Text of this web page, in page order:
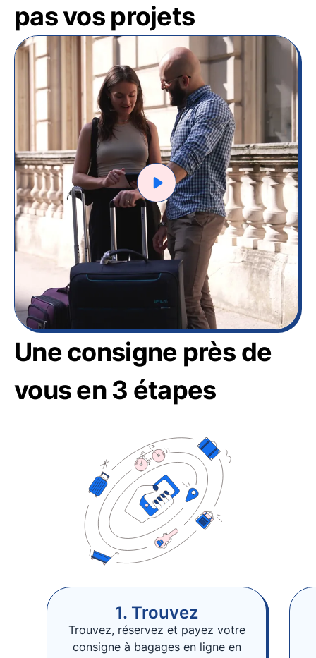
pas vos projets
Une consigne près de
vous en 3 étapes
1. Trouvez
Trouvez, réservez et payez votre
consigne à bagages en ligne en